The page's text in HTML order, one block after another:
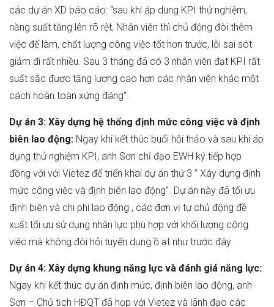
các dự án XD báo cáo: “sau khi áp dung KPI thử nghiệm,
năng suất tăng lên rõ rệt, Nhân viên thì chủ động đòi thêm
việc để làm, chất lượng công việc tốt hơn trước, lỗi sai sót
giảm đi rất nhiều. Sau 3 tháng đã có 3 nhân viên đạt KPI rất
suất sắc được tăng lương cao hơn các nhân viên khác một
cách hoàn toàn xứng đáng”.
Dự án 3: Xây dựng hệ thống định mức công việc và định
biên lao động: Ngay khi kết thúc buổi hội thảo và sau khi áp
dụng thử nghiệm KPI, anh Sơn chỉ đạo EWH ký tiếp hợp
đồng với với Vietez để triển khai dự án thứ 3 ” Xây dựng định
mức công việc và định biên lao động”. Dự án này đã tối ưu
định biên và chi phí lao động , các đơn vị tự chủ động đề
xuất tối ưu sử dụng nhân lực phù hợp với khối lượng công
việc mà không đòi hỏi tuyển dụng ồ ạt như trước đây.
Dự án 4: Xây dựng khung năng lực và đánh giá năng lực:
Ngay khi kết thúc dự án định mức, định biên lao động, anh
Sơn – Chủ tịch HĐQT đã họp với Vietez và lãnh đạo các